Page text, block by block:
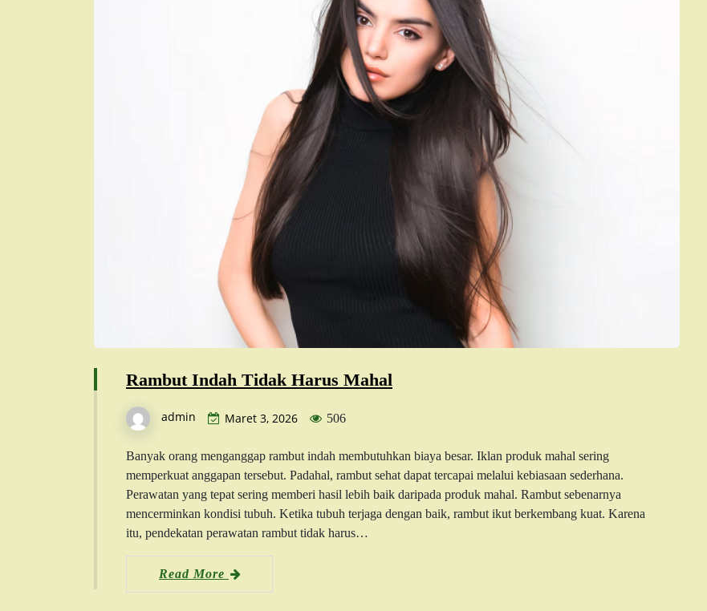
Rambut Indah Tidak Harus Mahal
admin Maret 3, 2026 506
Banyak orang menganggap rambut indah membutuhkan biaya besar. Iklan produk mahal sering
memperkuat anggapan tersebut. Padahal, rambut sehat dapat tercapai melalui kebiasaan sederhana.
Perawatan yang tepat sering memberi hasil lebih baik daripada produk mahal. Rambut sebenarnya
mencerminkan kondisi tubuh. Ketika tubuh terjaga dengan baik, rambut ikut berkembang kuat. Karena
itu, pendekatan perawatan rambut tidak harus…
Read More